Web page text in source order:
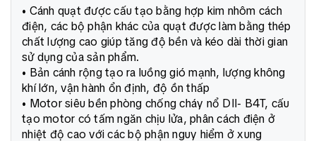
• Cánh quạt được cấu tạo bằng hợp kim nhôm cách
điện, các bộ phận khác của quạt được làm bằng thép
chất lượng cao giúp tăng độ bền và kéo dài thời gian
sử dụng của sản phẩm.
• Bản cánh rộng tạo ra luồng gió mạnh, lượng không
khí lớn, vận hành ổn định, độ ồn thấp
• Motor siêu bền phòng chống cháy nổ DII- B4T, cấu
tạo motor có tấm ngăn chịu lửa, phân cách điện ở
nhiệt độ cao với các bộ phận nguy hiểm ở xung